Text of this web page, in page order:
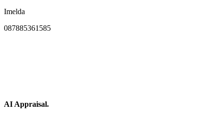
Imelda
087885361585
AI Appraisal.